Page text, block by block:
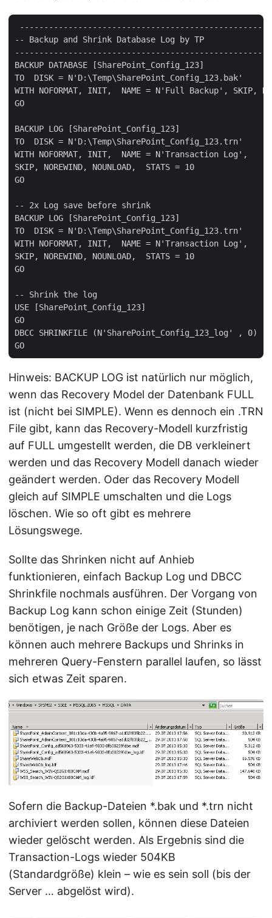
-- Backup and Shrink Database Log by TP
BACKUP DATABASE [SharePoint_Config_123]
TO  DISK = N'D:\Temp\SharePoint_Config_123.bak'
WITH NOFORMAT, INIT,  NAME = N'Full Backup', SKIP,
GO
BACKUP LOG [SharePoint_Config_123]
TO  DISK = N'D:\Temp\SharePoint_Config_123.trn'
WITH NOFORMAT, INIT,  NAME = N'Transaction Log',
SKIP, NOREWIND, NOUNLOAD,  STATS = 10
GO
-- 2x Log save before shrink
BACKUP LOG [SharePoint_Config_123]
TO  DISK = N'D:\Temp\SharePoint_Config_123.trn'
WITH NOFORMAT, INIT,  NAME = N'Transaction Log',
SKIP, NOREWIND, NOUNLOAD,  STATS = 10
GO
-- Shrink the log
USE [SharePoint_Config_123]
GO
DBCC SHRINKFILE (N'SharePoint_Config_123_log' , 0)
Hinweis: BACKUP LOG ist natürlich nur möglich,
wenn das Recovery Model der Datenbank FULL
ist (nicht bei SIMPLE). Wenn es dennoch ein .TRN
File gibt, kann das Recovery-Modell kurzfristig
auf FULL umgestellt werden, die DB verkleinert
werden und das Recovery Modell danach wieder
geändert werden. Oder das Recovery Modell
gleich auf SIMPLE umschalten und die Logs
löschen. Wie so oft gibt es mehrere
Lösungswege.
Sollte das Shrinken nicht auf Anhieb
funktionieren, einfach Backup Log und DBCC
Shrinkfile nochmals ausführen. Der Vorgang von
Backup Log kann schon einige Zeit (Stunden)
benötigen, je nach Größe der Logs. Aber es
können auch mehrere Backups und Shrinks in
mehreren Query-Fenstern parallel laufen, so lässt
sich etwas Zeit sparen.
Sofern die Backup-Dateien *.bak und *.trn nicht
archiviert werden sollen, können diese Dateien
wieder gelöscht werden. Als Ergebnis sind die
Transaction-Logs wieder 504KB
(Standardgröße) klein – wie es sein soll (bis der
Server … abgelöst wird).